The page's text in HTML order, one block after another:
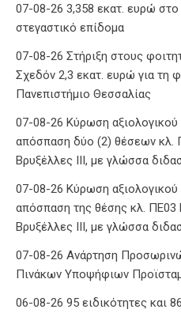
07-08-26 3,358 εκατ. ευρώ στο
στεγαστικό επίδομα
07-08-26 Στήριξη στους
Σχεδόν 2,3 εκατ. ευρώ για τη
Πανεπιστήμιο Θεσσαλίας
07-08-26 Κύρωση αξιολογικού
απόσπαση δύο (2) θέσεων κλ.
Βρυξέλλες ΙΙΙ, με γλώσσα
07-08-26 Κύρωση αξιολογικού
απόσπαση της θέσης κλ. ΠΕ03
Βρυξέλλες ΙΙΙ, με γλώσσα
07-08-26 Ανάρτηση
Πινάκων Υποψήφιων
06-08-26 95 ειδικότητες και